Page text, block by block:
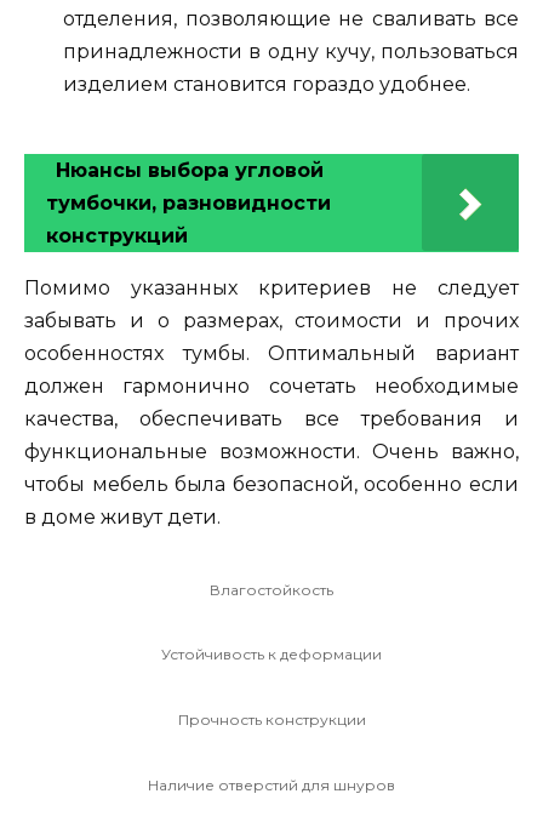
отделения, позволяющие не сваливать все
принадлежности в одну кучу, пользоваться
изделием становится гораздо удобнее.
Нюансы выбора угловой
тумбочки, разновидности
конструкций
Помимо указанных критериев не следует
забывать и о размерах, стоимости и прочих
особенностях тумбы. Оптимальный вариант
должен гармонично сочетать необходимые
качества, обеспечивать все требования и
функциональные возможности. Очень важно,
чтобы мебель была безопасной, особенно если
в доме живут дети.
Влагостойкость
Устойчивость к деформации
Прочность конструкции
Наличие отверстий для шнуров